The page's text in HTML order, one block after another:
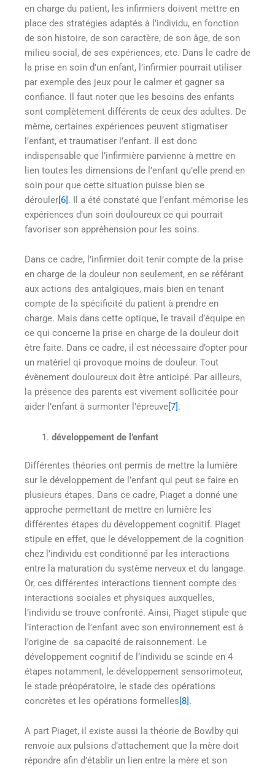
en charge du patient, les infirmiers doivent mettre en
place des stratégies adaptés à l’individu, en fonction
de son histoire, de son caractère, de son âge, de son
milieu social, de ses expériences, etc. Dans le cadre de
la prise en soin d’un enfant, l’infirmier pourrait utiliser
par exemple des jeux pour le calmer et gagner sa
confiance. Il faut noter que les besoins des enfants
sont complètement différents de ceux des adultes. De
même, certaines expériences peuvent stigmatiser
l’enfant, et traumatiser l’enfant. Il est donc
indispensable que l’infirmière parvienne à mettre en
lien toutes les dimensions de l’enfant qu’elle prend en
soin pour que cette situation puisse bien se
dérouler[6]. Il a été constaté que l’enfant mémorise les
expériences d’un soin douloureux ce qui pourrait
favoriser son appréhension pour les soins.
Dans ce cadre, l’infirmier doit tenir compte de la prise
en charge de la douleur non seulement, en se référant
aux actions des antalgiques, mais bien en tenant
compte de la spécificité du patient à prendre en
charge. Mais dans cette optique, le travail d’équipe en
ce qui concerne la prise en charge de la douleur doit
être faite. Dans ce cadre, il est nécessaire d’opter pour
un matériel qi provoque moins de douleur. Tout
évènement douloureux doit être anticipé. Par ailleurs,
la présence des parents est vivement sollicitée pour
aider l’enfant à surmonter l’épreuve [7] .
développement de l’enfant
Différentes théories ont permis de mettre la lumière
sur le développement de l’enfant qui peut se faire en
plusieurs étapes. Dans ce cadre, Piaget a donné une
approche permettant de mettre en lumière les
différentes étapes du développement cognitif. Piaget
stipule en effet, que le développement de la cognition
chez l’individu est conditionné par les interactions
entre la maturation du système nerveux et du langage.
Or, ces différentes interactions tiennent compte des
interactions sociales et physiques auxquelles,
l’individu se trouve confronté. Ainsi, Piaget stipule que
l’interaction de l’enfant avec son environnement est à
l’origine de sa capacité de raisonnement. Le
développement cognitif de l’individu se scinde en 4
étapes notamment, le développement sensorimoteur,
le stade préopératoire, le stade des opérations
concrètes et les opérations formelles[8].
A part Piaget, il existe aussi la théorie de Bowlby qui
renvoie aux pulsions d’attachement que la mère doit
répondre afin d’établir un lien entre la mère et son